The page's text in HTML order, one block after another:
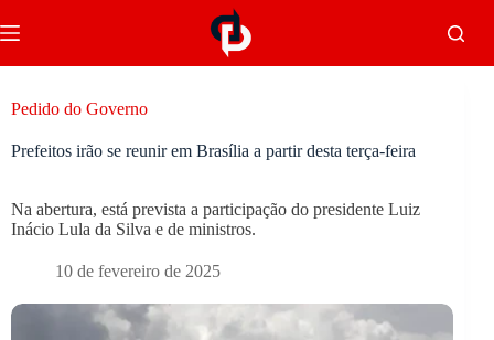
Pedido do Governo
Prefeitos irão se reunir em Brasília a partir desta terça-feira
Na abertura, está prevista a participação do presidente Luiz
Inácio Lula da Silva e de ministros.
10 de fevereiro de 2025